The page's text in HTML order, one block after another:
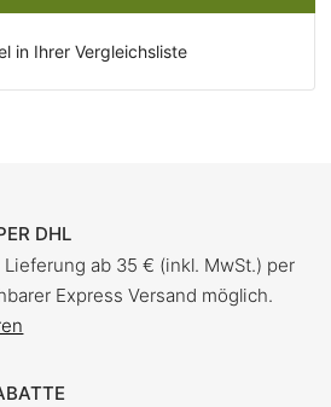
in Ihrer Vergleichsliste
DHL
ab 35 € (inkl. MwSt.) per
Express Versand möglich.